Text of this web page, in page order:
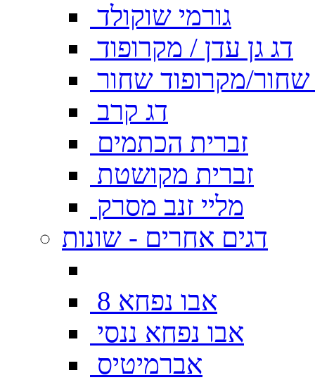
גורמי שוקולד
דג גן עדן / מקרופוד
שחור/מקרופוד שחור
דג קרב
זברית הכתמים
זברית מקושטת
מליי זנב מסרק
דגים אחרים - שונות
אבו נפחא 8
אבו נפחא ננסי
אברמיטיס